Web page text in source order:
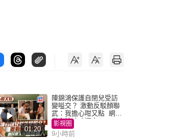
01:20
陳錦鴻保護自閉兒受訪
變嗌交？ 激動反駁顏聯
武：我擔心咁又點 網民
批主持咄咄逼人
影視圈
9小時前